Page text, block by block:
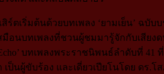
สิร์ตเริ่มต้นด้วยบทเพลง ‘ยามเย็น’ ฉ
มือนบทเพลงที่ชวนผู้ชมมารู้จักกับเสียง
บทเพลงพระราชนิพนธ์ลำดับที่
ป็นผู้ขับร้อง และเดี่ยวเปียโนโดย ดร.